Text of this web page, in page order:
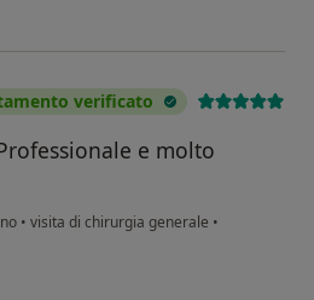
verificato
e molto
• visita di chirurgia generale •